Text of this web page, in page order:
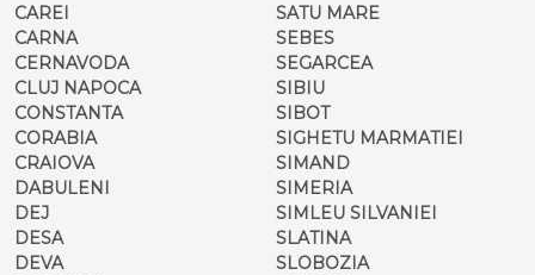
CAREI
CARNA
CERNAVODA
CLUJ NAPOCA
CONSTANTA
CORABIA
CRAIOVA
DABULENI
DEJ
DESA
DEVA
SATU MARE
SEBES
SEGARCEA
SIBIU
SIBOT
SIGHETU MARMATIEI
SIMAND
SIMERIA
SIMLEU SILVANIEI
SLATINA
SLOBOZIA